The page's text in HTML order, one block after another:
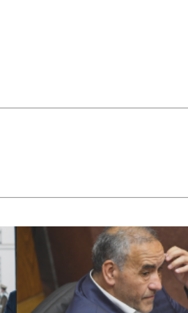
uno de esos
todavía es
pensar en
Todavía es
posible